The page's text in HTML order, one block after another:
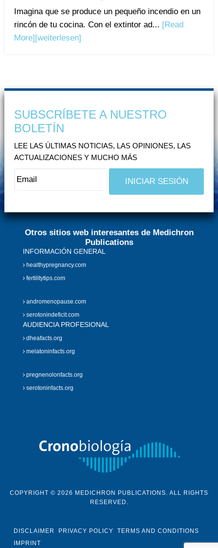
Imagina que se produce un pequeño incendio en un
rincón de tu cocina. Con el extintor ad... [Read
More][weiterlesen]
SUBSCRÍBETE A NUESTRO
BOLETÍN
LEE LAS ÚLTIMAS NOTICIAS, LAS OPINIONES, LAS
ACTUALIZACIONES Y MUCHO MÁS
Otros sitios web interesantes de Medichron
Publications
INFORMACIÓN GENERAL
healthypregnancy.com
fertilitytips.com
andromenopause.com
serotonindeficit.com
AUDIENCIA PROFESIONAL
dheafacts.org
melatoninfacts.org
pregnenolonfacts.org
serotoninfacts.org
COPYRIGHT © 2026 MEDICHRON PUBLICATIONS. ALL RIGHTS
RESERVED.
DISCLAIMER PRIVACY POLICY
TERMS AND CONDITIONS
IMPRINT